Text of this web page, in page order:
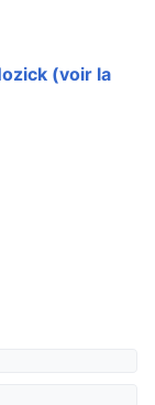
(voir la